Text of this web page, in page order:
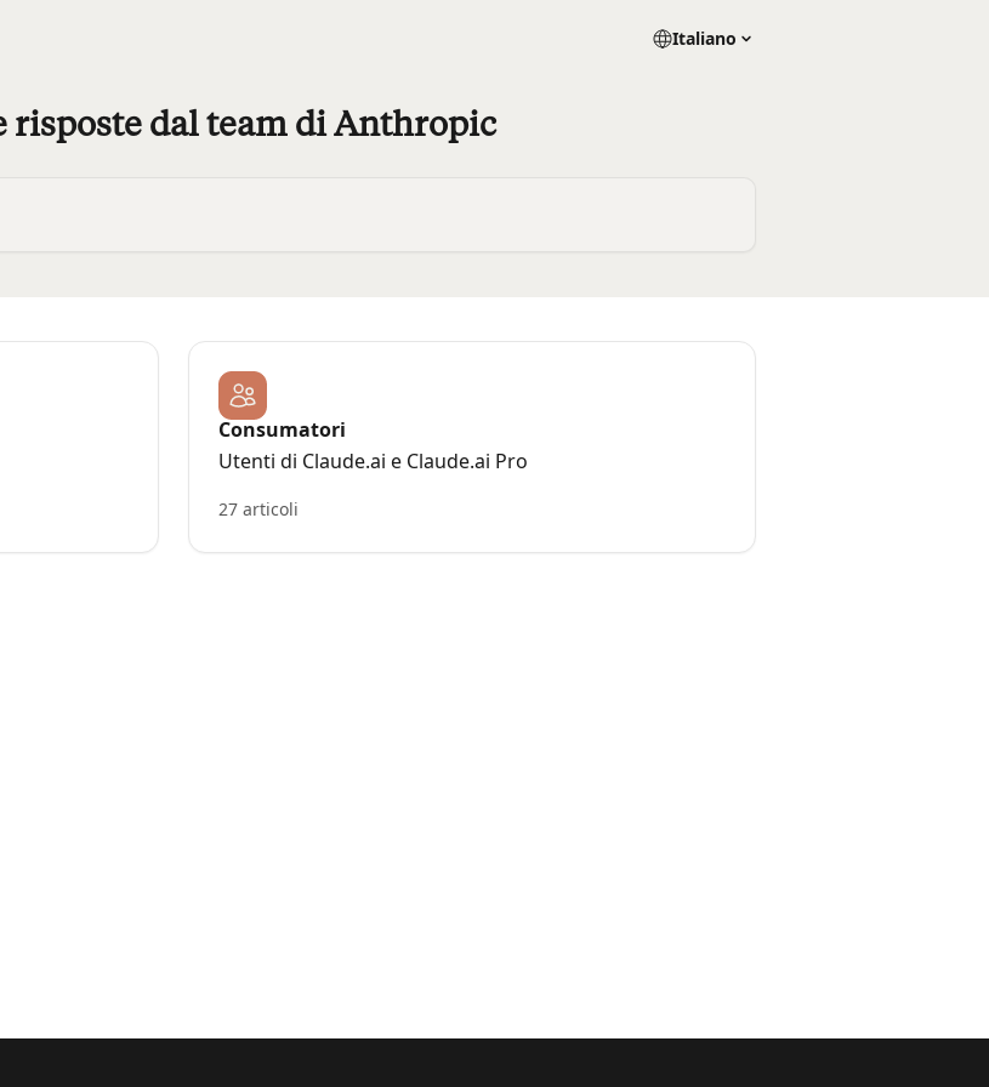
Italiano
risposte dal team di Anthropic
Consumatori
Utenti di Claude.ai e Claude.ai Pro
27 articoli